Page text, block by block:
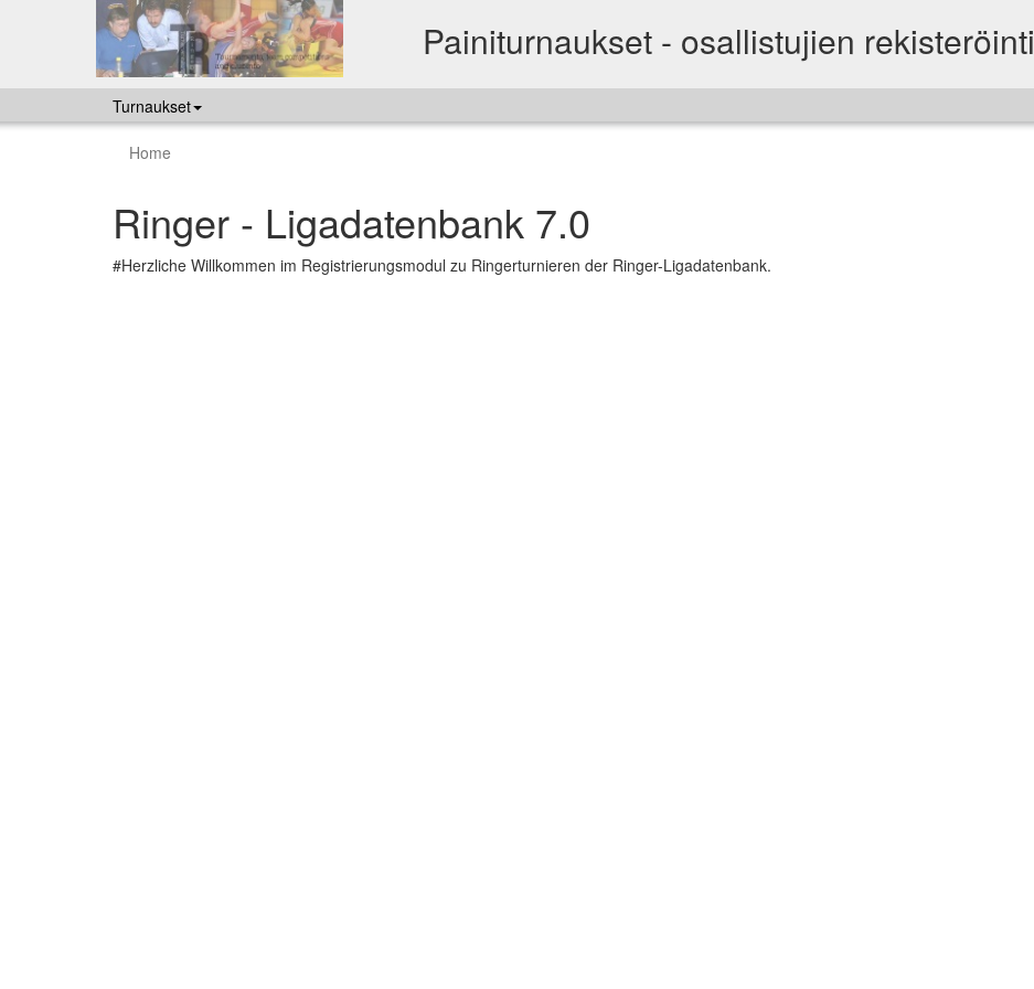
Painiturnaukset - osallistujien rekisteröinti
Turnaukset
Home
Ringer - Ligadatenbank 7.0
#Herzliche Willkommen im Registrierungsmodul zu Ringerturnieren der Ringer-Ligadatenbank.